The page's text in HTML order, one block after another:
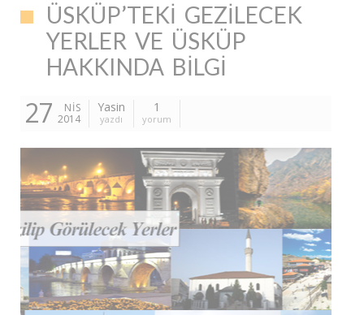
ÜSKÜP’TEKI GEZILECEK
YERLER VE ÜSKÜP
HAKKINDA BILGI
27
NIS
2014
Yasin
yazdı
1
yorum